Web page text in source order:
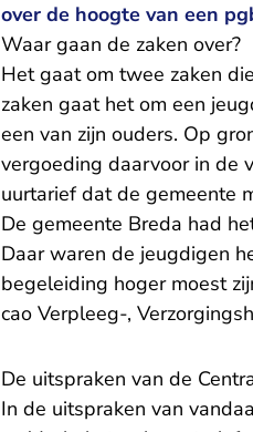
over de hoogte van een
Waar gaan de zaken over?
Het gaat om twee zaken
zaken gaat het om een
een van zijn ouders. Op
vergoeding daarvoor in de
uurtarief dat de gemeente
De gemeente Breda had
Daar waren de jeugdigen
begeleiding hoger moest
cao Verpleeg-,
De uitspraken van de
In de uitspraken van